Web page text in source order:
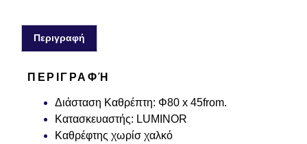
Περιγραφή
ΠΕΡΙΓΡΑΦΉ
Διάσταση Καθρέπτη: Φ80 x 45from.
Κατασκευαστής: LUMINOR
Καθρέφτης χωρίσ χαλκό